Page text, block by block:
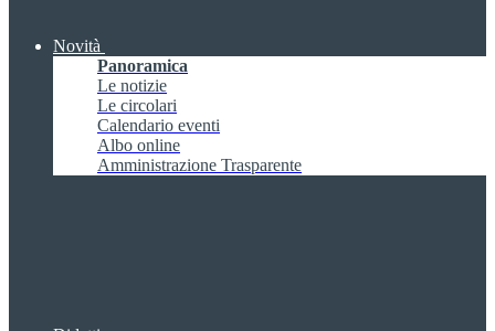
Novità
Panoramica
Le notizie
Le circolari
Calendario eventi
Albo online
Amministrazione Trasparente